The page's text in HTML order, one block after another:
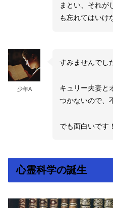
まとい、それが
も忘れてはいけ
少年A
すみませんでし
キュリー夫妻と
つかないので、
でも面白いです！
心霊科学の誕生